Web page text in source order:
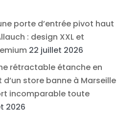
porte d’entrée pivot haut
: design XXL et
22 juillet 2026
rétractable étanche en
store banne à Marseille
incomparable toute
2026